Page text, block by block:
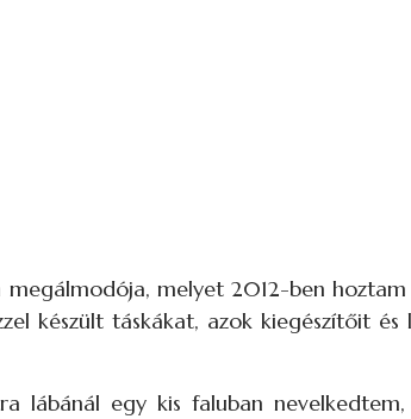
melyet 2012-ben
készült táskákat, azok kiegészítőit
lábánál egy kis faluban